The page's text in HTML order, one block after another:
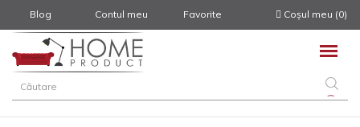
Coșul meu (0)
Blog Contul meu Favorite